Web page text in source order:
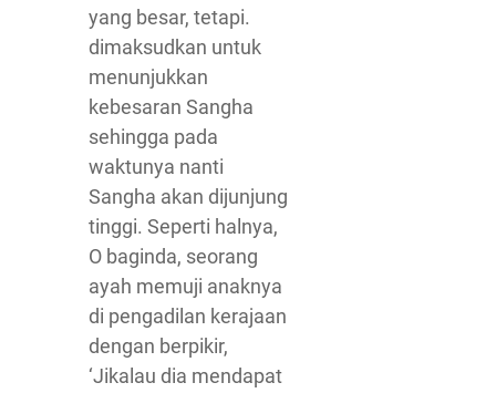
yang besar, tetapi.
dimaksudkan untuk
menunjukkan
kebesaran Sangha
sehingga pada
waktunya nanti
Sangha akan dijunjung
tinggi. Seperti halnya,
O baginda, seorang
ayah memuji anaknya
di pengadilan kerajaan
dengan berpikir,
‘Jikalau dia mendapat